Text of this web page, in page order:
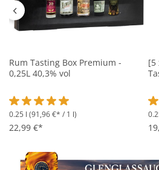
Rum Tasting Box Premium -
0,25L 40,3% vol
Durchschnittliche Bewertung von 5
0.25 l (91,96 €* / 1 l)
22,99 €*
[5